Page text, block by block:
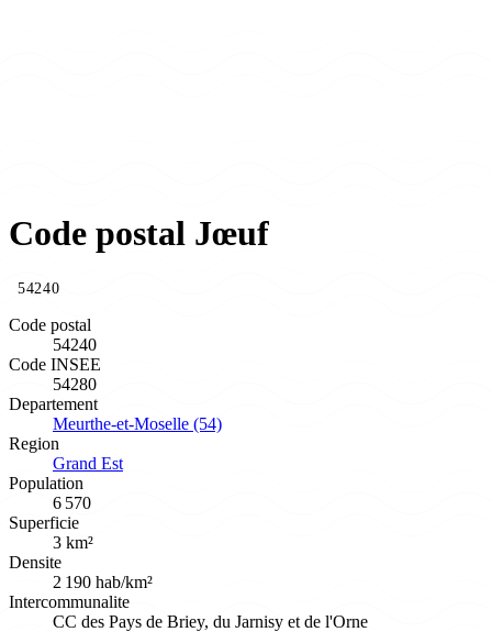
Code postal Jœuf
54240
Code postal
54240
Code INSEE
54280
Departement
Meurthe-et-Moselle (54)
Region
Grand Est
Population
6 570
Superficie
3 km²
Densite
2 190 hab/km²
Intercommunalite
CC des Pays de Briey, du Jarnisy et de l'Orne